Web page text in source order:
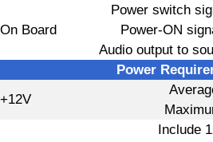
On Board
Power switch
Power-ON
Audio output to
Power
+12V
Include